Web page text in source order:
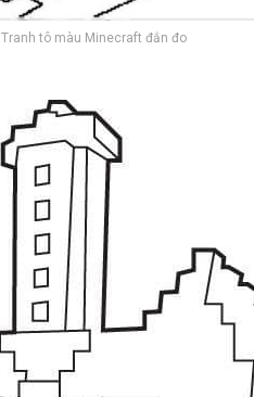
Tranh tô màu Minecraft đắn đo